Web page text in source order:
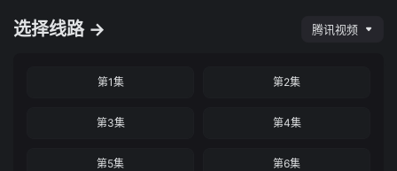
选择线路 → 腾讯视频
第1集 第2集
第3集 第4集
第5集 第6集